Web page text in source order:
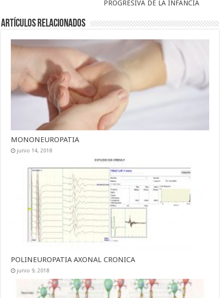
PROGRESIVA DE LA INFANCIA
Artículos Relacionados
MONONEUROPATIA
junio 14, 2018
POLINEUROPATIA AXONAL CRONICA
junio 9, 2018